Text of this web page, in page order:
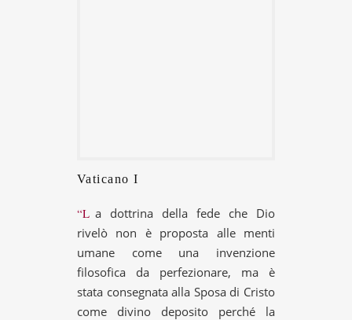
Vaticano I
“La dottrina della fede che Dio
rivelò non è proposta alle menti
umane come una invenzione
filosofica da perfezionare, ma è
stata consegnata alla Sposa di Cristo
come divino deposito perché la